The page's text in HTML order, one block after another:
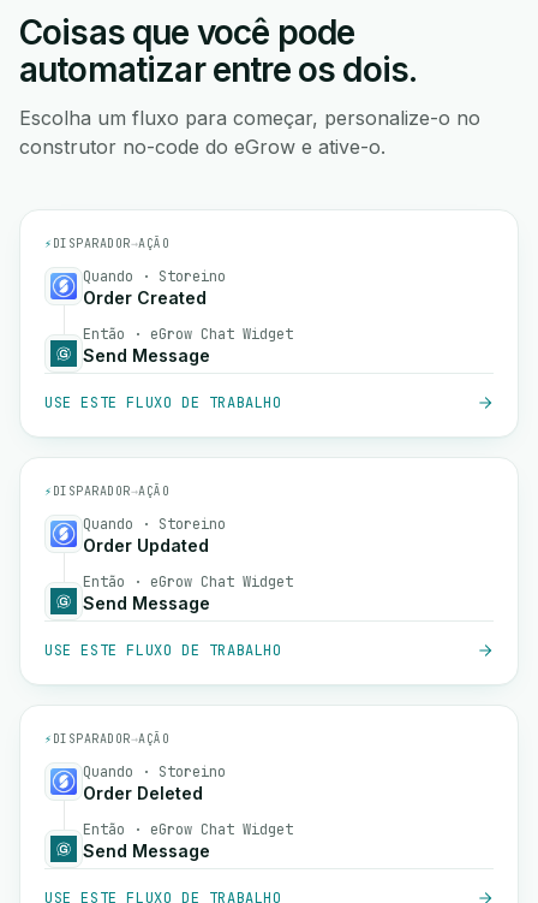
Coisas que você pode
automatizar entre os dois.
Escolha um fluxo para começar, personalize-o no
construtor no-code do eGrow e ative-o.
⚡ DISPARADOR→AÇÃO
Quando · Storeino
Order Created
Então · eGrow Chat Widget
Send Message
USE ESTE FLUXO DE TRABALHO
⚡ DISPARADOR→AÇÃO
Quando · Storeino
Order Updated
Então · eGrow Chat Widget
Send Message
USE ESTE FLUXO DE TRABALHO
⚡ DISPARADOR→AÇÃO
Quando · Storeino
Order Deleted
Então · eGrow Chat Widget
Send Message
USE ESTE FLUXO DE TRABALHO